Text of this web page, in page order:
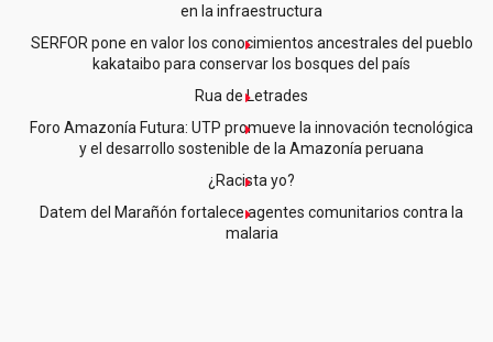
en la infraestructura
SERFOR pone en valor los conocimientos ancestrales del pueblo
kakataibo para conservar los bosques del país
Rua de Letrades
Foro Amazonía Futura: UTP promueve la innovación tecnológica
y el desarrollo sostenible de la Amazonía peruana
¿Racista yo?
Datem del Marañón fortalece agentes comunitarios contra la
malaria